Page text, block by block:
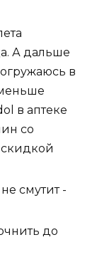
А дальше
в
в аптеке
со
смутит -
до